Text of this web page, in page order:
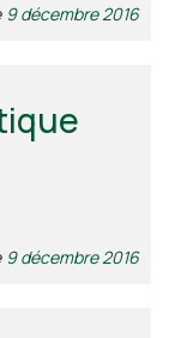
9 décembre 2016
9 décembre 2016